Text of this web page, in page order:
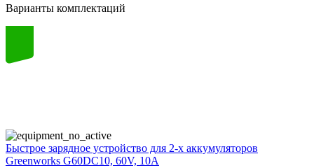
Варианты комплектаций
Быстрое зарядное устройство для 2-х аккумуляторов
Greenworks G60DC10, 60V, 10A